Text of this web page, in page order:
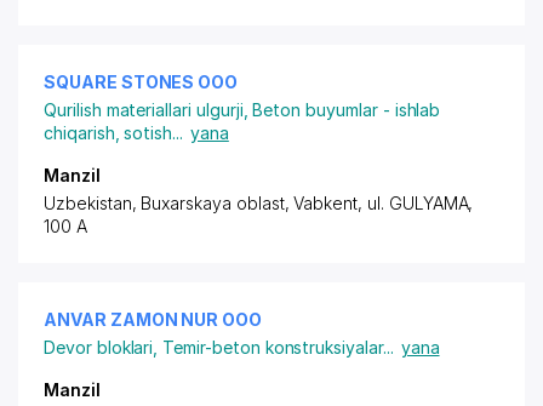
SQUARE STONES ООО
Qurilish materiallari ulgurji ,Beton buyumlar - ishlab
chiqarish, sotish... yana
Manzil
Uzbekistan, Buxarskaya oblast, Vabkent, ul. GULYAMA,
100 A
ANVAR ZAMON NUR ООО
Devor bloklari Temir-beton konstruksiyalar... yana
Manzil